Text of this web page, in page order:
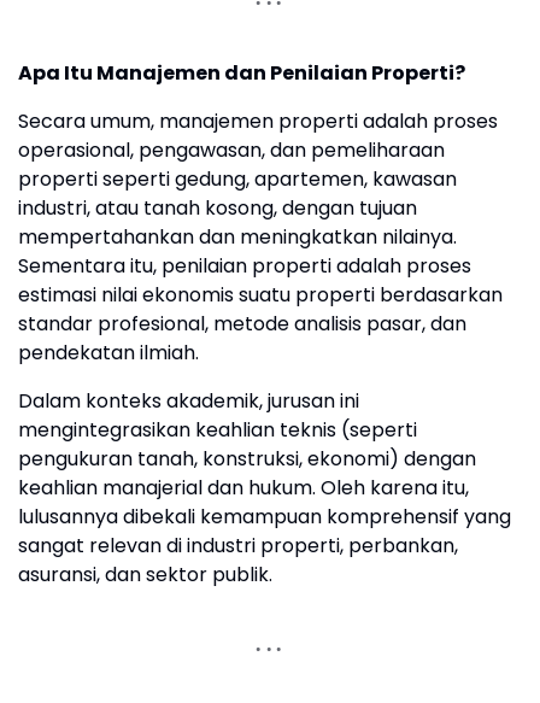
Apa Itu Manajemen dan Penilaian Properti?
Secara umum, manajemen properti adalah proses
operasional, pengawasan, dan pemeliharaan
properti seperti gedung, apartemen, kawasan
industri, atau tanah kosong, dengan tujuan
mempertahankan dan meningkatkan nilainya.
Sementara itu, penilaian properti adalah proses
estimasi nilai ekonomis suatu properti berdasarkan
standar profesional, metode analisis pasar, dan
pendekatan ilmiah.
Dalam konteks akademik, jurusan ini
mengintegrasikan keahlian teknis (seperti
pengukuran tanah, konstruksi, ekonomi) dengan
keahlian manajerial dan hukum. Oleh karena itu,
lulusannya dibekali kemampuan komprehensif yang
sangat relevan di industri properti, perbankan,
asuransi, dan sektor publik.